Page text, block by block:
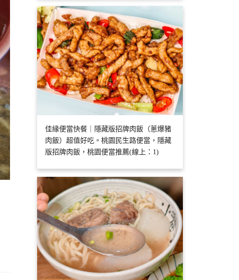
佳緣便當快餐｜隱藏版招牌肉飯（蔥爆豬
肉飯）超值好吃。桃園民生路便當，隱藏
版招牌肉飯，桃園便當推薦(線上：1)